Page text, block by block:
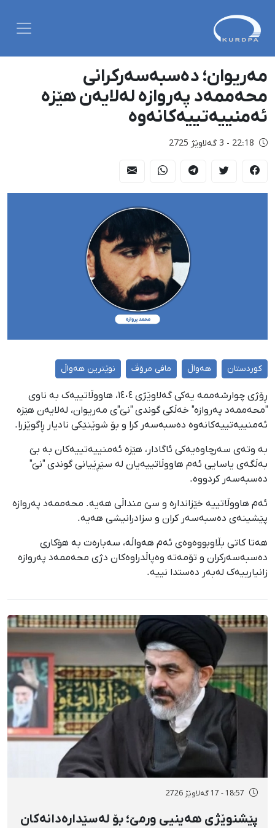
مەریوان؛ دەسبەسەرکرانی
محەممەد پەروازە لەلایەن ‌هێزە
ئەمنییەتییەکانەوە
22:18 - 3 گەلاوێژ 2725
کوردستان هەواڵ مافی مرۆڤ نوێترین هەواڵ
ڕۆژی چوارشەممە یەکی گەلاوێژی ١٤٠٤، هاووڵاتییەک بە ناوی
"محەممەد پەروازە" خەڵکی گوندی "نێ"ی مەریوان، لەلایەن ‌هێزە
ئەمنییەتییەکانەوە دەسبەسەر کرا و بۆ شوێنێکی نادیار ڕاگوێزرا.
بە وتەی سەرچاوەیەکی ئاگادار، هێزە ئەمنییەتییەکان بە بێ
بەڵگەی یاسایی ئەم هاووڵاتییەیان لە سێڕێیانی گوندی "نێ"
دەسبەسەر کردووە.
ئەم هاووڵاتییە خێزاندارە و سێ منداڵی هەیە. محەممەد پەروازە
پێشینەی دەسبەسەر کران و سزادرانیشی هەیە.
هەتا کاتی بڵاوبووەوەی ئەم هەواڵە، سەبارەت بە هۆکاری
دەسبەسەرکران و تۆمەتە وەپاڵدراوەکان دژی محەممەد پەروازە
زانیارییەک لەبەر دەستدا نییە.
18:57 - 17 گەلاوێژ 2726
پێشنوێژی هەینیی ورمێ؛ بۆ لەسێدارەدانەکان